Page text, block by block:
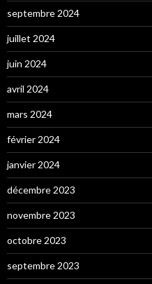
septembre 2024
juillet 2024
juin 2024
avril 2024
mars 2024
février 2024
janvier 2024
décembre 2023
novembre 2023
octobre 2023
septembre 2023